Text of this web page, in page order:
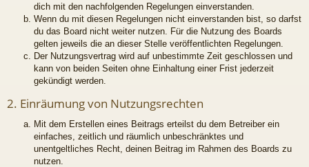
dich mit den nachfolgenden Regelungen einverstanden.
Wenn du mit diesen Regelungen nicht einverstanden bist, so darfst
du das Board nicht weiter nutzen. Für die Nutzung des Boards
gelten jeweils die an dieser Stelle veröffentlichten Regelungen.
Der Nutzungsvertrag wird auf unbestimmte Zeit geschlossen und
kann von beiden Seiten ohne Einhaltung einer Frist jederzeit
gekündigt werden.
2. Einräumung von Nutzungsrechten
Mit dem Erstellen eines Beitrags erteilst du dem Betreiber ein
einfaches, zeitlich und räumlich unbeschränktes und
unentgeltliches Recht, deinen Beitrag im Rahmen des Boards zu
nutzen.